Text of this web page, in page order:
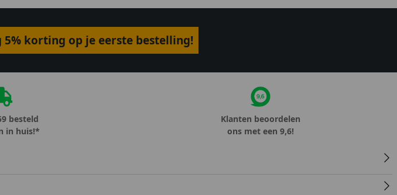
5% korting op je eerste bestelling!
besteld
in huis!*
Klanten beoordelen
ons met een 9,6!